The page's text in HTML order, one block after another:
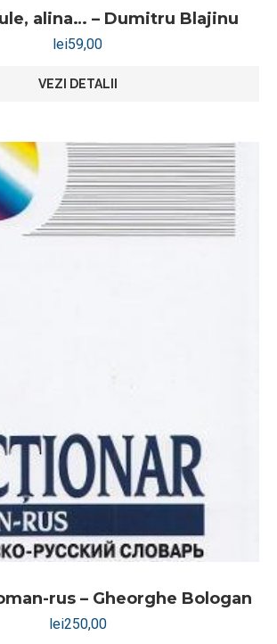
alina… – Dumitru Blajinu
lei59,00
VEZI DETALII
rus – Gheorghe Bologan
lei250,00